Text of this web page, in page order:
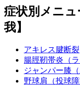
症状別メニ
我】
アキレス腱断裂
腸脛靭帯炎（ラ
ジャンパー膝
野球肩（投球障